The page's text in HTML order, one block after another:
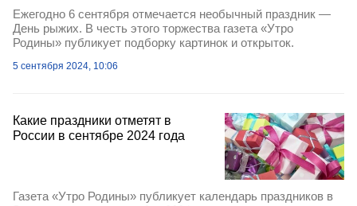
Ежегодно 6 сентября отмечается необычный праздник —
День рыжих. В честь этого торжества газета «Утро
Родины» публикует подборку картинок и открыток.
5 сентября 2024, 10:06
Какие праздники отметят в
России в сентябре 2024 года
Газета «Утро Родины» публикует календарь праздников в